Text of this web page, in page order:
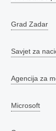
Grad Zadar
Savjet za
Agencija za
Microsoft